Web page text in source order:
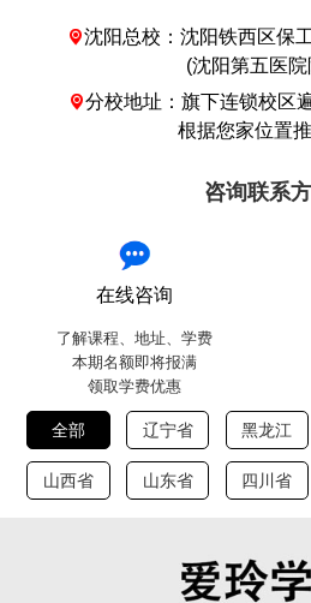
沈阳总校：沈阳铁西区保
(沈阳第五医
分校地址：旗下连锁校区
根据您家位置推荐
咨询联系
在线咨询
了解课程、地址、学费
本期名额即将报满
领取学费优惠
全部 辽宁省 黑龙江
山西省 山东省 四川省